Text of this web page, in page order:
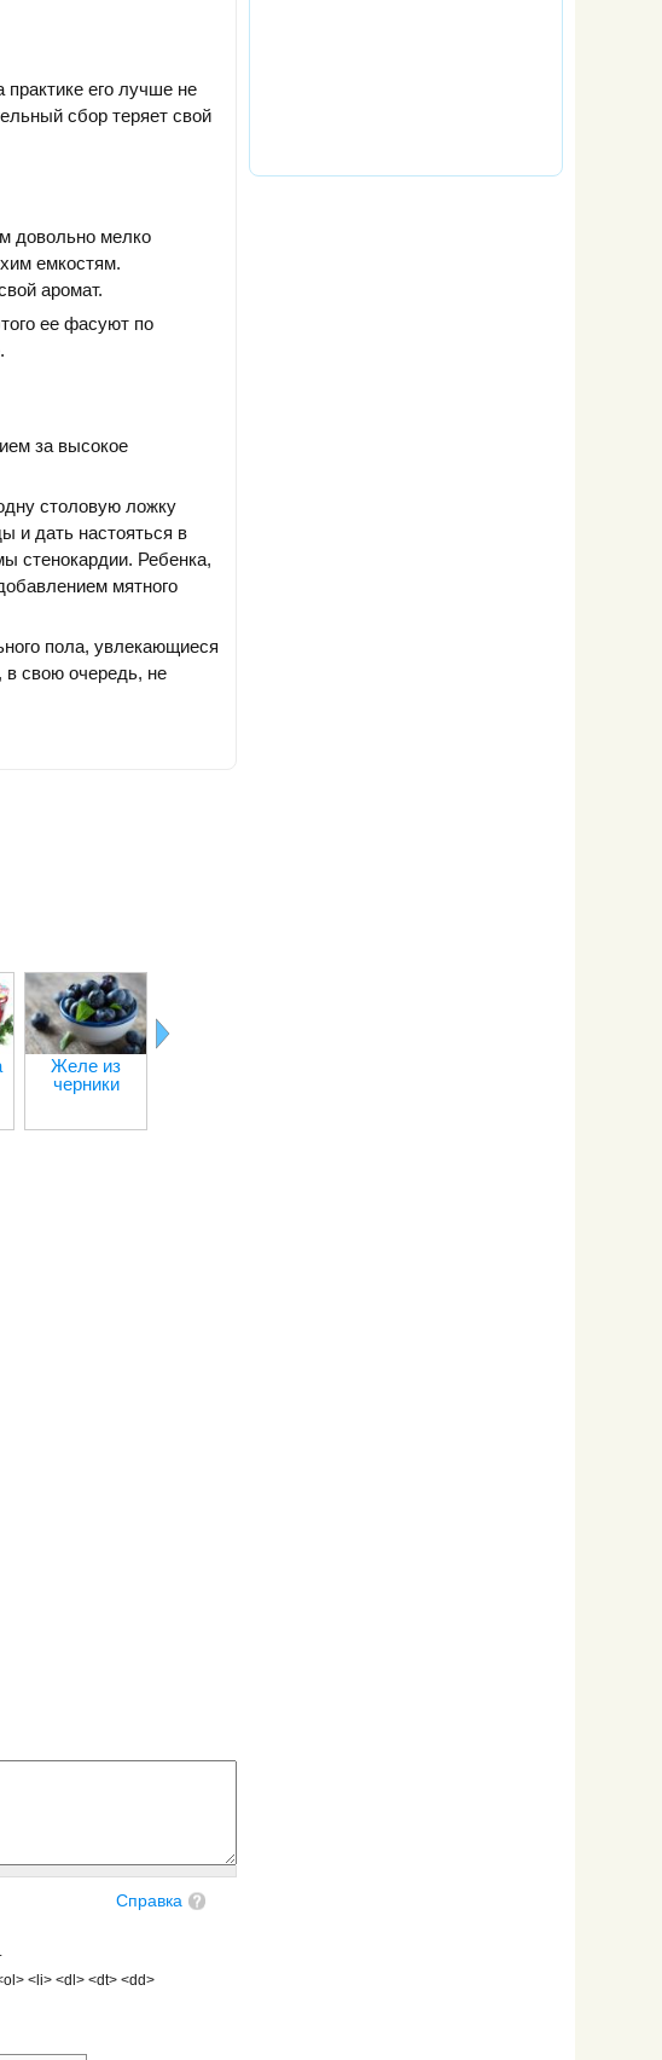
практике его лучше не
сбор теряет свой
довольно мелко
емкостям.
аромат.
ее фасуют по
за высокое
столовую ложку
и дать настояться в
стенокардии. Ребенка,
мятного
пола, увлекающиеся
свою очередь, не
Желе из
черники
Справка
<li> <dl> <dt> <dd>